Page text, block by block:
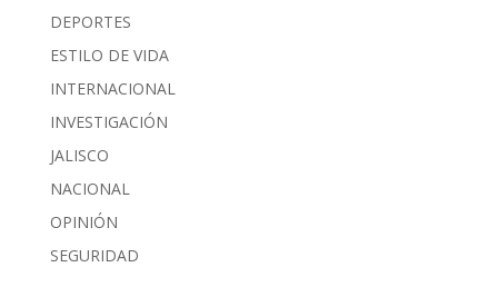
DEPORTES
ESTILO DE VIDA
INTERNACIONAL
INVESTIGACIÓN
JALISCO
NACIONAL
OPINIÓN
SEGURIDAD